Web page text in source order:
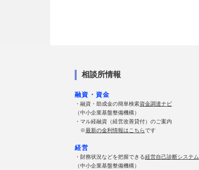
相談所情報
融資・資金
・融資・助成金の簡単検索資金調達ナビ
（中小企業基盤整備機構）
・マル経融資（経営改善貸付）のご案内
※最新の金利情報はこちらです
経営
・財務状況などを把握できる経営自己診断システム
（中小企業基盤整備機構）